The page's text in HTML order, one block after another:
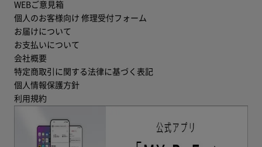
WEBご意見箱
個人のお客様向け 修理受付フォーム
お届けについて
お支払いについて
会社概要
特定商取引に関する法律に基づく表記
個人情報保護方針
利用規約